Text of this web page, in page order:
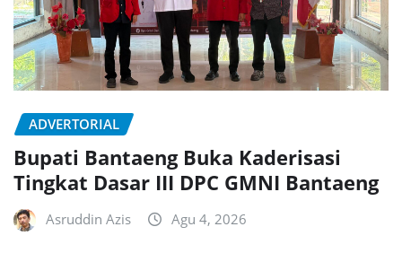
ADVERTORIAL
Bupati Bantaeng Buka Kaderisasi
Tingkat Dasar III DPC GMNI Bantaeng
Asruddin Azis Agu 4, 2026